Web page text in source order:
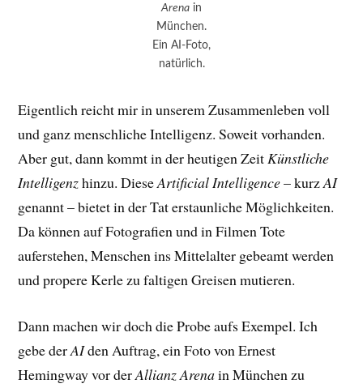
Arena in
München.
Ein AI-Foto,
natürlich.
Eigentlich reicht mir in unserem Zusammenleben voll
und ganz menschliche Intelligenz. Soweit vorhanden.
Aber gut, dann kommt in der heutigen ZeitKünstliche
Intelligenzhinzu. DieseArtificial Intelligence– kurzAI
genannt – bietet in der Tat erstaunliche Möglichkeiten.
Da können auf Fotografien und in Filmen Tote
auferstehen, Menschen ins Mittelalter gebeamt werden
und propere Kerle zu faltigen Greisen mutieren.
Dann machen wir doch die Probe aufs Exempel. Ich
gebe derAIden Auftrag, ein Foto von Ernest
Hemingway vor derAllianz Arenain München zu